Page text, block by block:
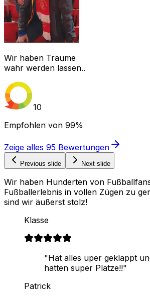
Wir haben Träume
wahr werden lassen..
10
Empfohlen von 99%
Zeige alles 95 Bewertungen
Previous slide Next slide
Wir haben Hunderten von
Fußballerlebnis in vollen Zügen zu
sind wir äußerst stolz!
Klasse
"Hat alles uper geklappt
hatten super Plätze!!"
Patrick